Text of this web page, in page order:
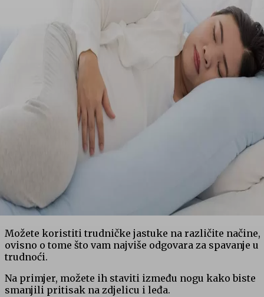
Možete koristiti trudničke jastuke na različite načine,
ovisno o tome što vam najviše odgovara za spavanje u
trudnoći.
Na primjer, možete ih staviti između nogu kako biste
smanjili pritisak na zdjelicu i leđa.